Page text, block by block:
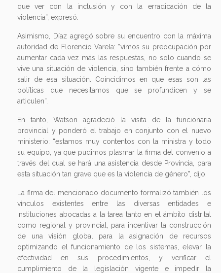
que ver con la inclusión y con la erradicación de la
violencia”, expresó.
Asimismo, Díaz agregó sobre su encuentro con la máxima
autoridad de Florencio Varela: “vimos su preocupación por
aumentar cada vez más las respuestas, no solo cuando se
vive una situación de violencia, sino también frente a cómo
salir de esa situación. Coincidimos en que esas son las
políticas que necesitamos que se profundicen y se
articulen”.
En tanto, Watson agradeció la visita de la funcionaria
provincial y ponderó el trabajo en conjunto con el nuevo
ministerio: “estamos muy contentos con la ministra y todo
su equipo, ya que pudimos plasmar la firma del convenio a
través del cual se hará una asistencia desde Provincia, para
esta situación tan grave que es la violencia de género”, dijo.
La firma del mencionado documento formalizó también los
vínculos existentes entre las diversas entidades e
instituciones abocadas a la tarea tanto en el ámbito distrital
como regional y provincial, para incentivar la construcción
de una visión global para la asignación de recursos
optimizando el funcionamiento de los sistemas, elevar la
efectividad en sus procedimientos, y verificar el
cumplimiento de la legislación vigente e impedir la